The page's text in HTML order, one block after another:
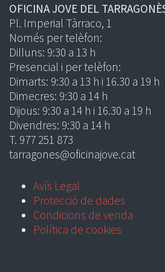
OFICINA JOVE DEL
Pl. Imperial Tàrraco, 1
Només per telèfon:
Dilluns: 9:30 a 13 h
Presencial i per telèfon:
Dimarts: 9:30 a 13 h i 16.30 a 19 h
Dimecres: 9:30 a 14 h
Dijous: 9:30 a 14 h i 16.30 a 19 h
Divendres: 9:30 a 14 h
T. 977 251 873
tarragones@oficinajove.cat
Avís Legal
Protecció de dades
Condicions de venda
Política de cookies